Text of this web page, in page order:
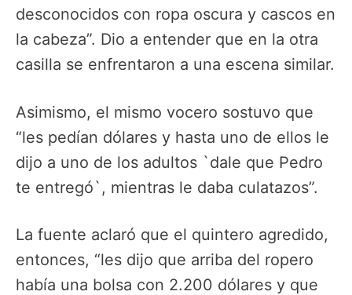
desconocidos con ropa oscura y cascos en
la cabeza”. Dio a entender que en la otra
casilla se enfrentaron a una escena similar.
Asimismo, el mismo vocero sostuvo que
“les pedían dólares y hasta uno de ellos le
dijo a uno de los adultos `dale que Pedro
te entregó`, mientras le daba culatazos”.
La fuente aclaró que el quintero agredido,
entonces, “les dijo que arriba del ropero
había una bolsa con 2.200 dólares y que